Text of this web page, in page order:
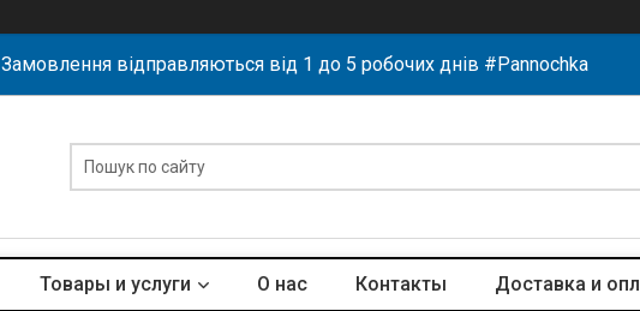
Замовлення відправляються від 1 до 5 робочих днів #Pannochka
Товары и услуги О нас Контакты Доставка и